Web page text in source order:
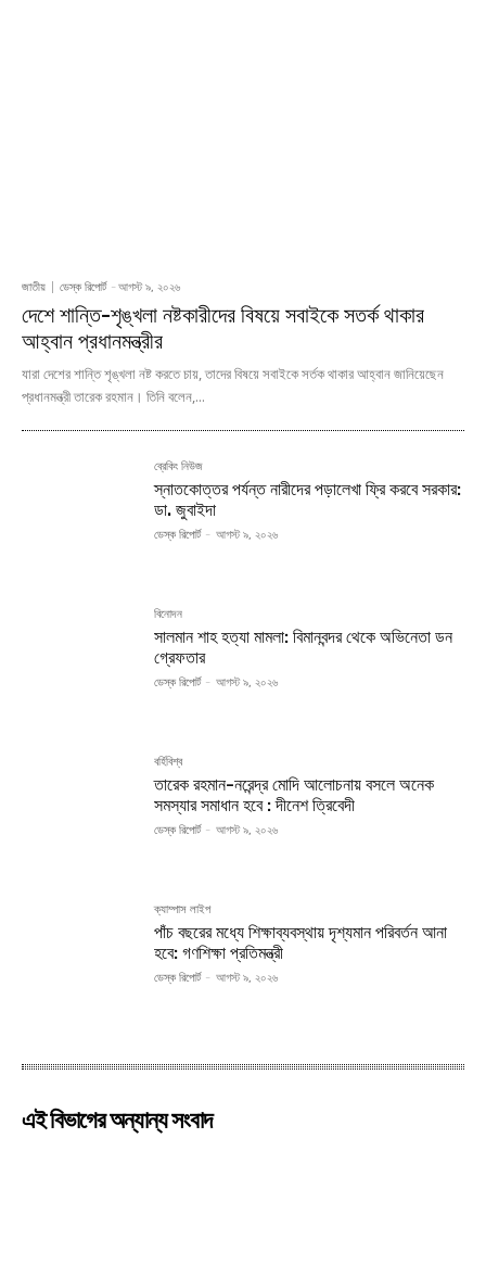
জাতীয় ডেস্ক রিপোর্ট - আগস্ট ৯, ২০২৬
দেশে শান্তি-শৃঙ্খলা নষ্টকারীদের বিষয়ে সবাইকে সতর্ক থাকার
আহ্বান প্রধানমন্ত্রীর
যারা দেশের শান্তি শৃঙ্খলা নষ্ট করতে চায়, তাদের বিষয়ে সবাইকে সর্তক থাকার আহ্বান জানিয়েছেন
প্রধানমন্ত্রী তারেক রহমান। তিনি বলেন,...
ব্রেকিং নিউজ
স্নাতকোত্তর পর্যন্ত নারীদের পড়ালেখা ফ্রি করবে সরকার:
ডা. জুবাইদা
ডেস্ক রিপোর্ট - আগস্ট ৯, ২০২৬
বিনোদন
সালমান শাহ হত্যা মামলা: বিমানবন্দর থেকে অভিনেতা ডন
গ্রেফতার
ডেস্ক রিপোর্ট - আগস্ট ৯, ২০২৬
বর্হিবিশ্ব
তারেক রহমান-নরেন্দ্র মোদি আলোচনায় বসলে অনেক
সমস্যার সমাধান হবে : দীনেশ ত্রিবেদী
ডেস্ক রিপোর্ট - আগস্ট ৯, ২০২৬
ক্যাম্পাস লাইপ
পাঁচ বছরের মধ্যে শিক্ষাব্যবস্থায় দৃশ্যমান পরিবর্তন আনা
হবে: গণশিক্ষা প্রতিমন্ত্রী
ডেস্ক রিপোর্ট - আগস্ট ৯, ২০২৬
এই বিভাগের অন্যান্য সংবাদ